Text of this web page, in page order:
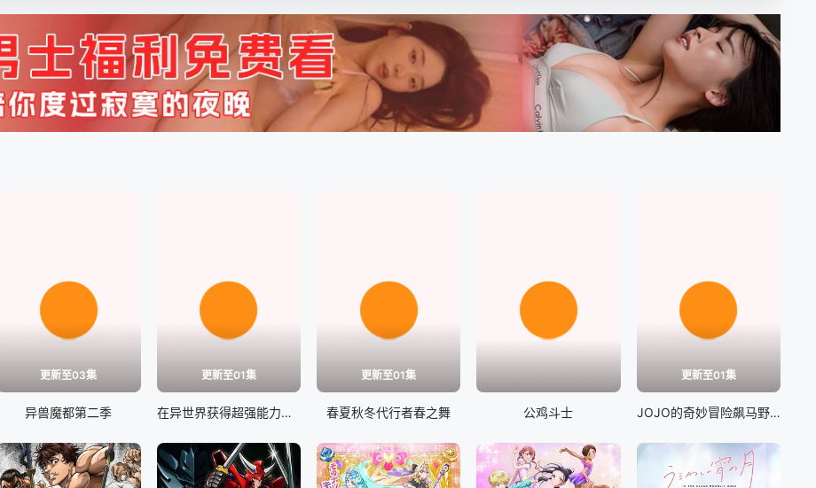
更新至03集
异兽魔都第二季
更新至01集
在异世界获得超强能力的我在现实世界照样无敌
更新至01集
春夏秋冬代行者春之舞 公鸡斗士
更新至01集
JOJO的奇妙冒险飙马野郎